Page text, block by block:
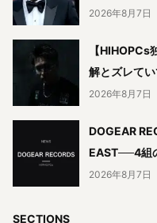
2026年8月7日
【
解とズレて
2026年8月7日
DOGEAR
EAST──4組
2026年8月7日
SECTIONS